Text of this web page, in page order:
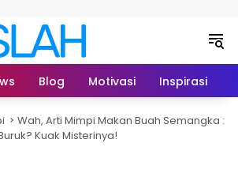
Blog Motivasi Inspirasi
Wah, Arti Mimpi Makan Buah Semangka :
Kuak Misterinya!